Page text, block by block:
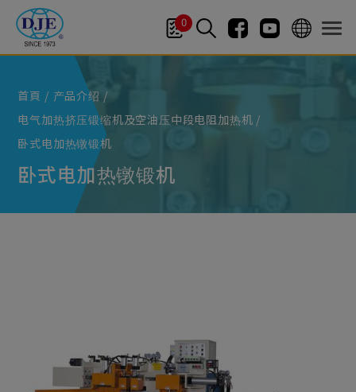
0
首頁
产品介绍
电气加热挤压锻缩机及空油压中段电阻加热机
卧式电加热镦锻机
卧式电加热镦锻机
Cookie管理面板